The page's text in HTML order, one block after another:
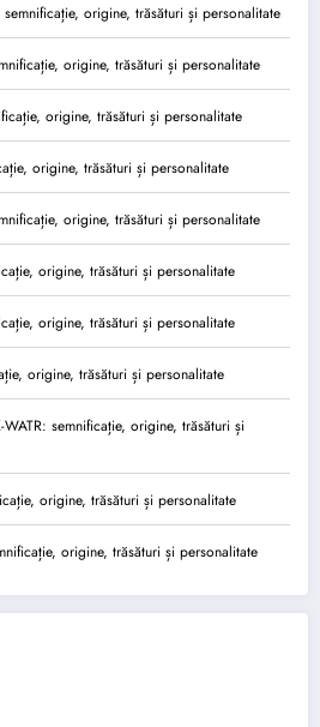
semnificație, origine, trăsături și personalitate
origine, trăsături și personalitate
origine, trăsături și personalitate
origine, trăsături și personalitate
origine, trăsături și personalitate
origine, trăsături și personalitate
origine, trăsături și personalitate
origine, trăsături și personalitate
WATR: semnificație, origine, trăsături și
origine, trăsături și personalitate
origine, trăsături și personalitate